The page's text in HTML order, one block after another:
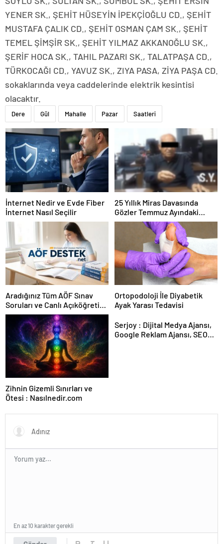
YENER SK., ŞEHİT HÜSEYİN İPEKÇİOĞLU CD., ŞEHİT
MUSTAFA ÇALIK CD., ŞEHİT OSMAN ÇAM SK., ŞEHİT
TEMEL ŞİMŞİR SK., ŞEHİT YILMAZ AKKANOĞLU SK.,
ŞERİF HOCA SK., TAHIL PAZARI SK., TALATPAŞA CD.,
TÜRKOCAĞI CD., YAVUZ SK., ZIYA PASA, ZİYA PAŞA CD.
sokaklarında veya caddelerinde elektrik kesintisi
olacaktır.
Dere Gül Mahalle Pazar Saatleri
İnternet Nedir ve Evde Fiber
İnternet Nasıl Seçilir
25 Yıllık Miras Davasında
Gözler Temmuz Ayındaki
Karar Duruşmasına Çevrildi
Aradığınız Tüm AÖF Sınav
Soruları ve Canlı Açıköğretim
Forumu Burada
Ortopodoloji İle Diyabetik
Ayak Yarası Tedavisi
Zihnin Gizemli Sınırları ve
Ötesi : Nasılnedir.com
Serjoy : Dijital Medya Ajansı,
Google Reklam Ajansı, SEO
En az 10 karakter gerekli